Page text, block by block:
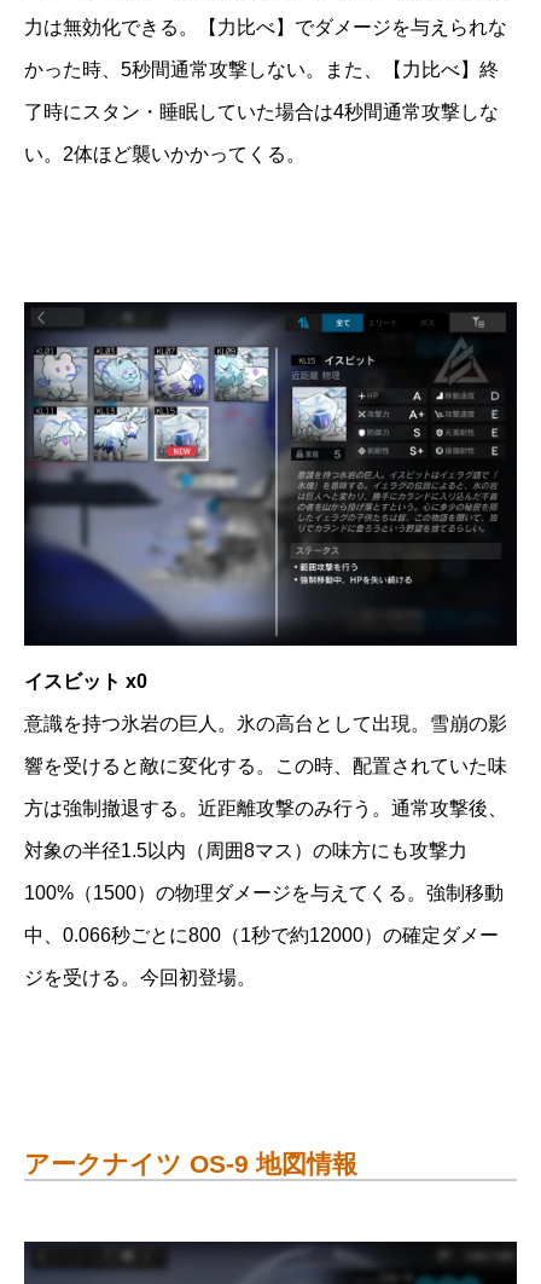
力は無効化できる。【力比べ】でダメージを与えられな
かった時、5秒間通常攻撃しない。また、【力比べ】終
了時にスタン・睡眠していた場合は4秒間通常攻撃しな
い。2体ほど襲いかかってくる。
イスビット x0
意識を持つ氷岩の巨人。氷の高台として出現。雪崩の影
響を受けると敵に変化する。この時、配置されていた味
方は強制撤退する。近距離攻撃のみ行う。通常攻撃後、
対象の半径1.5以内（周囲8マス）の味方にも攻撃力
100%（1500）の物理ダメージを与えてくる。強制移動
中、0.066秒ごとに800（1秒で約12000）の確定ダメー
ジを受ける。今回初登場。
アークナイツ OS-9 地図情報